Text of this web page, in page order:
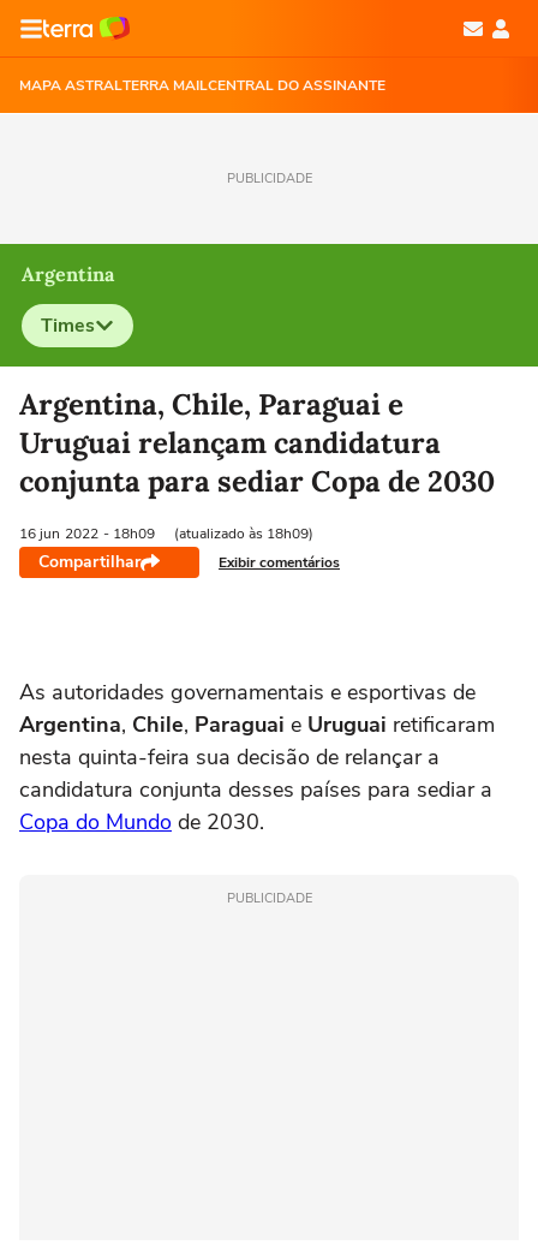
MAPA ASTRALTERRA MAILCENTRAL DO ASSINANTE
PUBLICIDADE
Argentina
Times
Selecione o time para ver as notícias
Argentina, Chile, Paraguai e
Uruguai relançam candidatura
conjunta para sediar Copa de 2030
16 jun 2022 - 18h09 (atualizado às 18h09)
Compartilhar Exibir comentários
As autoridades governamentais e esportivas de
Argentina, Chile, Paraguai e Uruguai retificaram
nesta quinta-feira sua decisão de relançar a
candidatura conjunta desses países para sediar a
Copa do Mundo de 2030.
PUBLICIDADE